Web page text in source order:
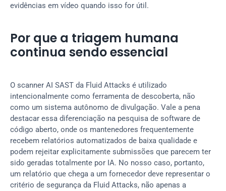
evidências em vídeo quando isso for útil.
Por que a triagem humana
continua sendo essencial
O scanner AI SAST da Fluid Attacks é utilizado
intencionalmente como ferramenta de descoberta, não
como um sistema autônomo de divulgação. Vale a pena
destacar essa diferenciação na pesquisa de software de
código aberto, onde os mantenedores frequentemente
recebem relatórios automatizados de baixa qualidade e
podem rejeitar explicitamente submissões que parecem ter
sido geradas totalmente por IA. No nosso caso, portanto,
um relatório que chega a um fornecedor deve representar o
critério de segurança da Fluid Attacks, não apenas a